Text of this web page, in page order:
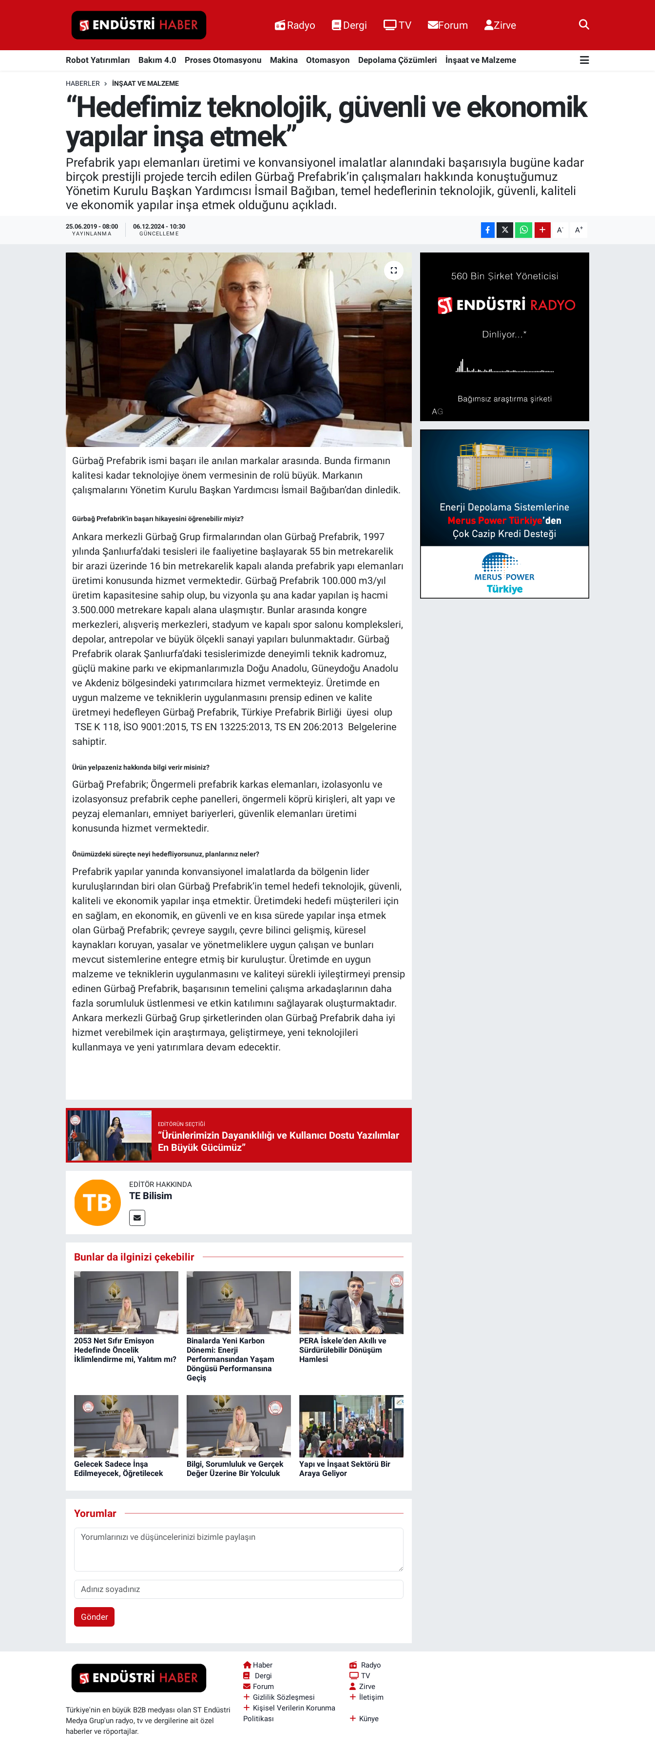
Radyo Dergi TV Forum Zirve
Robot Yatırımları Bakım 4.0 Proses Otomasyonu Makina Otomasyon Depolama Çözümleri İnşaat ve Malzeme
HABERLER İNŞAAT VE MALZEME
“Hedefimiz teknolojik, güvenli ve ekonomik
yapılar inşa etmek”
Prefabrik yapı elemanları üretimi ve konvansiyonel imalatlar alanındaki başarısıyla bugüne kadar
birçok prestijli projede tercih edilen Gürbağ Prefabrik’in çalışmaları hakkında konuştuğumuz
Yönetim Kurulu Başkan Yardımcısı İsmail Bağıban, temel hedeflerinin teknolojik, güvenli, kaliteli
ve ekonomik yapılar inşa etmek olduğunu açıkladı.
25.06.2019 - 08:00
YAYINLANMA
06.12.2024 - 10:30
GÜNCELLEME A- A+
Gürbağ Prefabrik ismi başarı ile anılan markalar arasında. Bunda firmanın
kalitesi kadar teknolojiye önem vermesinin de rolü büyük. Markanın
çalışmalarını Yönetim Kurulu Başkan Yardımcısı İsmail Bağıban’dan dinledik.
Gürbağ Prefabrik’in başarı hikayesini öğrenebilir miyiz?
Ankara merkezli Gürbağ Grup firmalarından olan Gürbağ Prefabrik, 1997
yılında Şanlıurfa’daki tesisleri ile faaliyetine başlayarak 55 bin metrekarelik
bir arazi üzerinde 16 bin metrekarelik kapalı alanda prefabrik yapı elemanları
üretimi konusunda hizmet vermektedir. Gürbağ Prefabrik 100.000 m3/yıl
üretim kapasitesine sahip olup, bu vizyonla şu ana kadar yapılan iş hacmi
3.500.000 metrekare kapalı alana ulaşmıştır. Bunlar arasında kongre
merkezleri, alışveriş merkezleri, stadyum ve kapalı spor salonu kompleksleri,
depolar, antrepolar ve büyük ölçekli sanayi yapıları bulunmaktadır. Gürbağ
Prefabrik olarak Şanlıurfa’daki tesislerimizde deneyimli teknik kadromuz,
güçlü makine parkı ve ekipmanlarımızla Doğu Anadolu, Güneydoğu Anadolu
ve Akdeniz bölgesindeki yatırımcılara hizmet vermekteyiz. Üretimde en
uygun malzeme ve tekniklerin uygulanmasını prensip edinen ve kalite
üretmeyi hedefleyen Gürbağ Prefabrik, Türkiye Prefabrik Birliği üyesi olup
TSE K 118, İSO 9001:2015, TS EN 13225:2013, TS EN 206:2013 Belgelerine
sahiptir.
Ürün yelpazeniz hakkında bilgi verir misiniz?
Gürbağ Prefabrik; Öngermeli prefabrik karkas elemanları, izolasyonlu ve
izolasyonsuz prefabrik cephe panelleri, öngermeli köprü kirişleri, alt yapı ve
peyzaj elemanları, emniyet bariyerleri, güvenlik elemanları üretimi
konusunda hizmet vermektedir.
Önümüzdeki süreçte neyi hedefliyorsunuz, planlarınız neler?
Prefabrik yapılar yanında konvansiyonel imalatlarda da bölgenin lider
kuruluşlarından biri olan Gürbağ Prefabrik’in temel hedefi teknolojik, güvenli,
kaliteli ve ekonomik yapılar inşa etmektir. Üretimdeki hedefi müşterileri için
en sağlam, en ekonomik, en güvenli ve en kısa sürede yapılar inşa etmek
olan Gürbağ Prefabrik; çevreye saygılı, çevre bilinci gelişmiş, küresel
kaynakları koruyan, yasalar ve yönetmeliklere uygun çalışan ve bunları
mevcut sistemlerine entegre etmiş bir kuruluştur. Üretimde en uygun
malzeme ve tekniklerin uygulanmasını ve kaliteyi sürekli iyileştirmeyi prensip
edinen Gürbağ Prefabrik, başarısının temelini çalışma arkadaşlarının daha
fazla sorumluluk üstlenmesi ve etkin katılımını sağlayarak oluşturmaktadır.
Ankara merkezli Gürbağ Grup şirketlerinden olan Gürbağ Prefabrik daha iyi
hizmet verebilmek için araştırmaya, geliştirmeye, yeni teknolojileri
kullanmaya ve yeni yatırımlara devam edecektir.
EDITÖRÜN SEÇTIĞI
“Ürünlerimizin Dayanıklılığı ve Kullanıcı Dostu Yazılımlar
En Büyük Gücümüz”
EDITÖR HAKKINDA
TE Bilisim
Bunlar da ilginizi çekebilir
2053 Net Sıfır Emisyon
Hedefinde Öncelik
İklimlendirme mi, Yalıtım mı?
Binalarda Yeni Karbon
Dönemi: Enerji
Performansından Yaşam
Döngüsü Performansına
Geçiş
PERA İskele’den Akıllı ve
Sürdürülebilir Dönüşüm
Hamlesi
Gelecek Sadece İnşa
Edilmeyecek, Öğretilecek
Bilgi, Sorumluluk ve Gerçek
Değer Üzerine Bir Yolculuk
Yapı ve İnşaat Sektörü Bir
Araya Geliyor
Yorumlar
Gönder
Türkiye'nin en büyük B2B medyası olan ST Endüstri
Medya Grup'un radyo, tv ve dergilerine ait özel
haberler ve röportajlar.
Haber
Radyo
Dergi
TV
Forum
Zirve
Gizlilik Sözleşmesi
İletişim
Kişisel Verilerin Korunma
Politikası
Künye
Robot Yatırımları
Proses Otomasyonu
Otomasyon
Depolama Çözümleri
İnşaat ve Malzeme
HaberOrtak
Enerjisini Üreten Fabrikalar
Endüstri 4.0 Uygulamaları
Ağır Sanayi Çözümleri